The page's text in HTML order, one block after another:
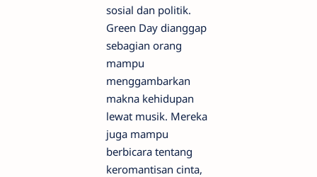
sosial dan politik.
Green Day dianggap
sebagian orang
mampu
menggambarkan
makna kehidupan
lewat musik. Mereka
juga mampu
berbicara tentang
keromantisan cinta,